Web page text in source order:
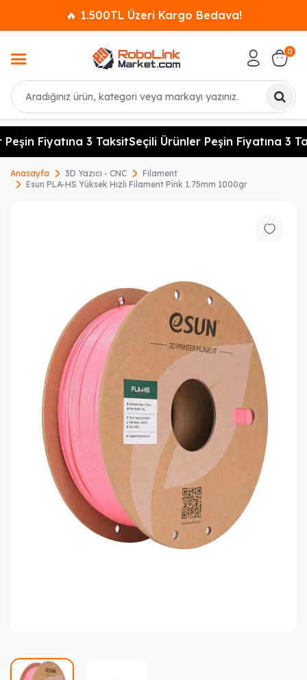
🔥 1.500TL Üzeri Kargo Bedava!
Ara
0
Fiyatına 3 TaksitSeçili Ürünler Peşin Fiyatına 3
Anasayfa 3D Yazıcı - CNC
Filament
Esun PLA-HS Yüksek Hızlı Filament Pink 1.75mm 1000gr